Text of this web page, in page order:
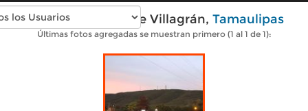
Fotos modernas de Villagrán, Tamaulipas
Últimas fotos agregadas se muestran primero (1 al 1 de 1):